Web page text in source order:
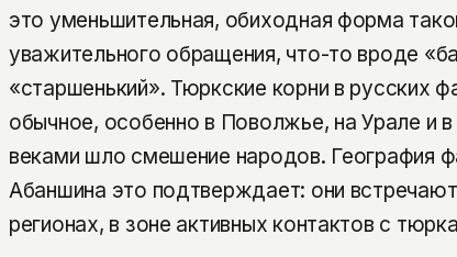
это уменьшительная, обиходная форма
уважительного обращения, что-то вроде
«старшенький». Тюркские корни в русских
обычное, особенно в Поволжье, на Урале и
веками шло смешение народов. География
Абаншина это подтверждает: они
регионах, в зоне активных контактов с